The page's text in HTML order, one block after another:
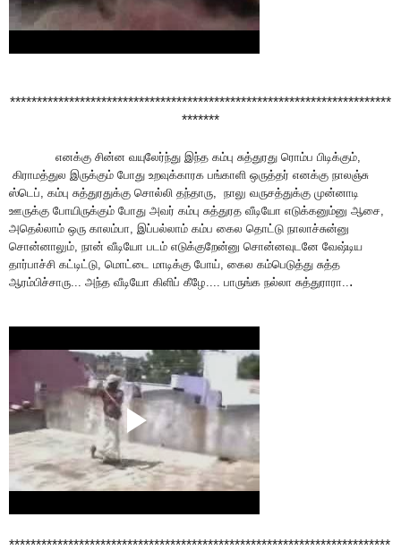
***********************************************************************
*******
எனக்கு சின்ன வயுலேர்ந்து இந்த கம்பு சுத்துரது ரொம்ப பிடிக்கும்,
கிராமத்துல இருக்கும் போது உறவுக்காரக பங்காளி ஒருத்தர் எனக்கு நாலஞ்சு
ஸ்டெப், கம்பு சுத்துரதுக்கு சொல்லி தந்தாரு, நாலு வருசத்துக்கு முன்னாடி
ஊருக்கு போயிருக்கும் போது அவர் கம்பு சுத்துரத வீடியோ எடுக்கனும்னு ஆசை,
அதெல்லாம் ஒரு காலம்பா, இப்பல்லாம் கம்ப கைல தொட்டு நாலாச்சுன்னு
சொன்னாலும், நான் வீடியோ படம் எடுக்குறேன்னு சொன்னவுடனே வேஷ்டிய
தார்பாச்சி கட்டிட்டு, மொட்டை மாடிக்கு போய், கைல கம்பெடுத்து சுத்த
ஆரம்பிச்சாரு... அந்த வீடியோ கிளிப் கீழே.... பாருங்க நல்லா சுத்துராரா.. .
***********************************************************************